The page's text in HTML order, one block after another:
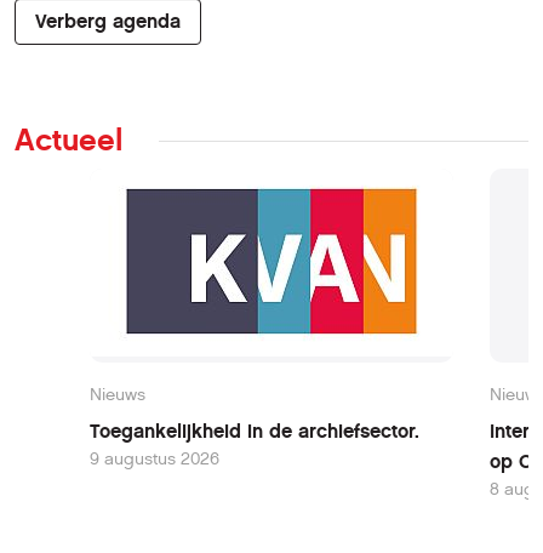
Verberg agenda
Actueel
Nieuws
Toegankelijkheid in de archiefsector.
9 augustus 2026
op
8